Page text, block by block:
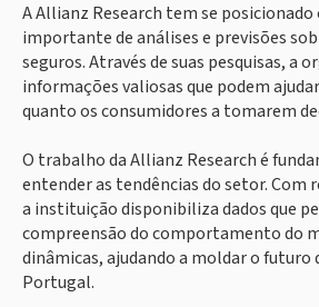
A Allianz Research tem se
importante de análises e previsões
seguros. Através de suas pesquisas, a
informações valiosas que podem
quanto os consumidores a tomarem
O trabalho da Allianz Research é
entender as tendências do setor. Com
a instituição disponibiliza dados que
compreensão do comportamento do
dinâmicas, ajudando a moldar o futuro
Portugal.